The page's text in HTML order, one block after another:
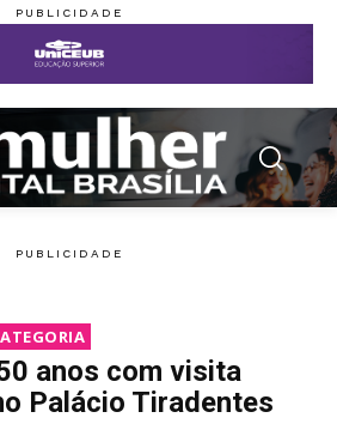
anos com visita
Palácio Tiradentes